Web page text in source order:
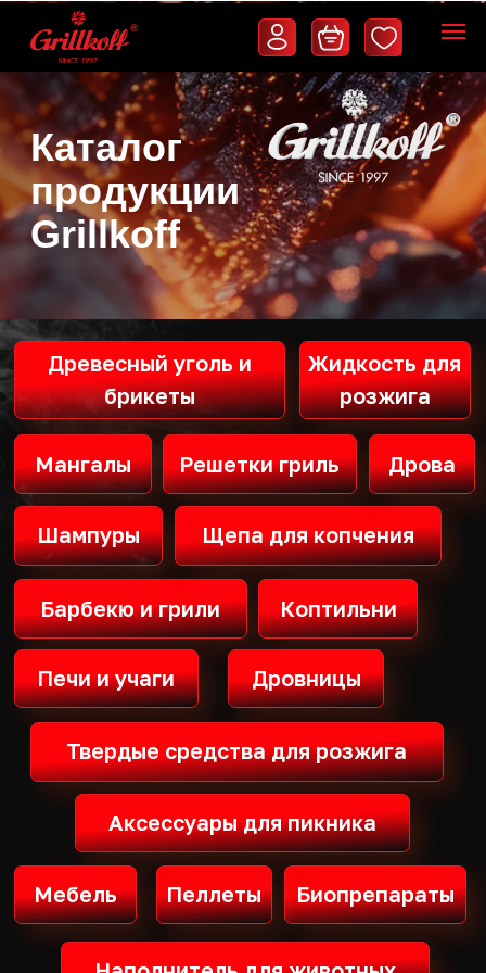
Каталог
продукции
Grillkoff
Древесный уголь и
Барбекю и грили Коптильни
Щепа для копчения
Биопрепараты
Пеллеты
Мебель
Наполнитель для животных
Дровницы
Печи и учаги
Шампуры
Аксессуары для пикника
Жидкость для
розжига
Твердые средства для розжига
Мангалы
Открыть меню каталога
Товары для
Товары для